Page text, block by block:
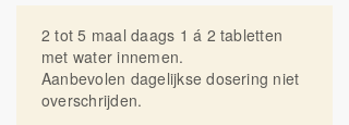
2 tot 5 maal daags 1 á 2 tabletten
met water innemen.
Aanbevolen dagelijkse dosering niet
overschrijden.